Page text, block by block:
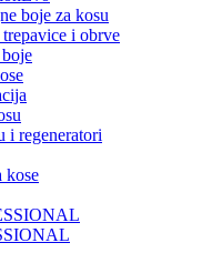
boje za kosu
i obrve
i regeneratori
kose